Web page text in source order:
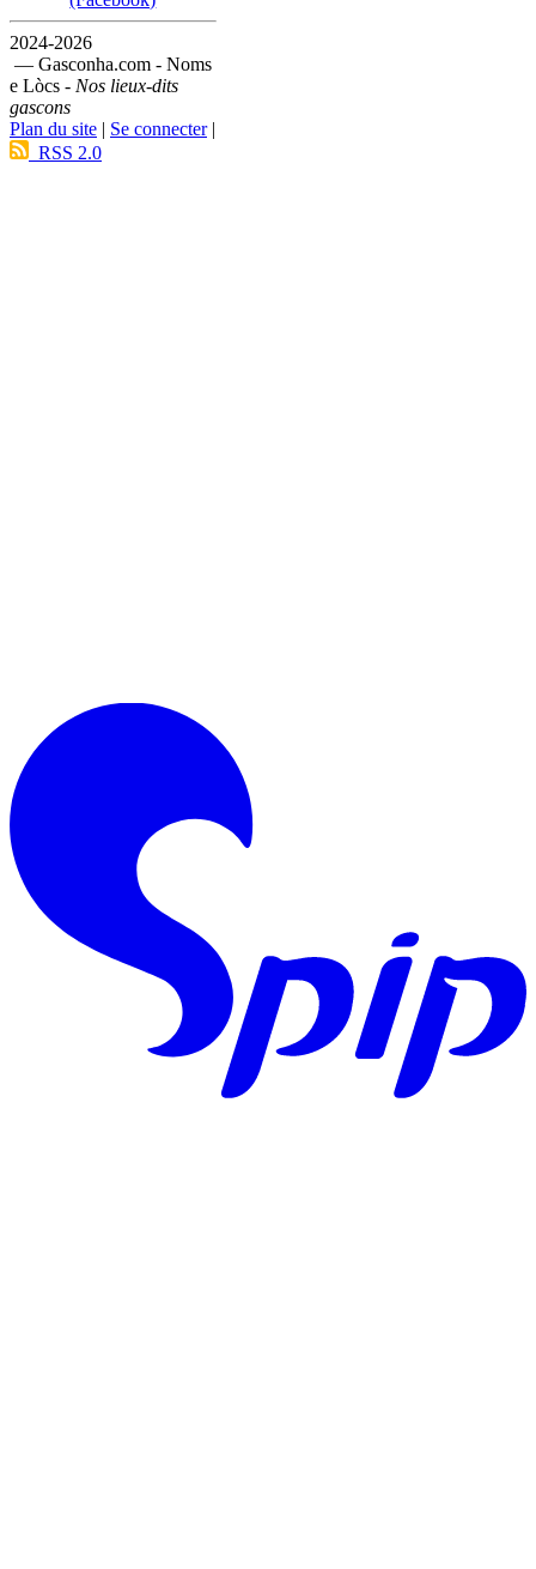
2024-2026
— Gasconha.com - Noms
e Lòcs - Nos lieux-dits
gascons
Plan du site | Se connecter|
RSS 2.0